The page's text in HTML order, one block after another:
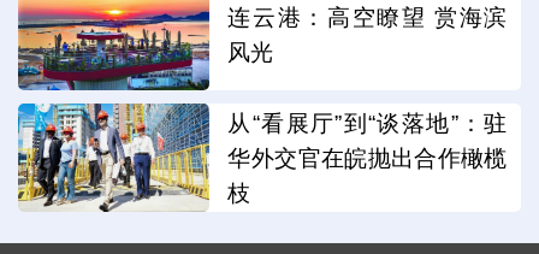
连云港：高空瞭望 赏海滨
风光
从“看展厅”到“谈落地”：驻
华外交官在皖抛出合作橄榄
枝